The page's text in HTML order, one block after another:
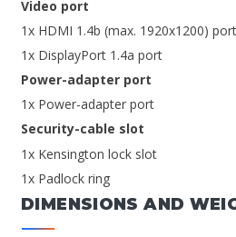
Video port
1x HDMI 1.4b (max. 1920x1200) port
1x DisplayPort 1.4a port
Power-adapter port
1x Power-adapter port
Security-cable slot
1x Kensington lock slot
1x Padlock ring
DIMENSIONS AND